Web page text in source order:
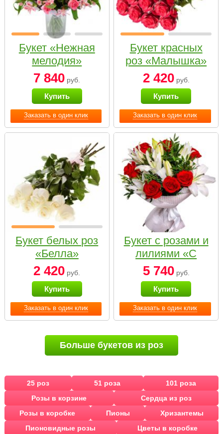
Заказать в один клик
Букет «Нежная
мелодия»
7 840 руб.
Купить
Заказать в один клик
Букет красных
роз «Малышка»
2 420руб.
Купить
Заказать в один клик
Букет белых роз
«Белла»
2 420 руб.
Купить
Заказать в один клик
Букет с розами и
лилиями «С
наилучшими
пожеланиями»
5 740руб.
Купить
Больше букетов из роз
25 роз 51 роза
101 роза
Розы в корзине
Сердца из роз
Розы в коробке
Пионы
Хризантемы
Пионовидные розы
Цветы в коробке